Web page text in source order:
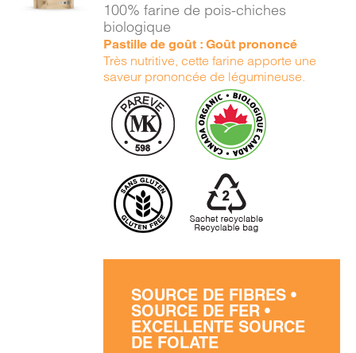
100% farine de pois-chiches
biologique
Pastille de goût : Goût prononcé
Très nutritive, cette farine apporte une
saveur prononcée de légumineuse.
SOURCE DE FIBRES •
SOURCE DE FER •
EXCELLENTE SOURCE
DE FOLATE